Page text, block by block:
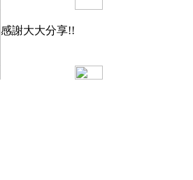
感謝大大分享!!